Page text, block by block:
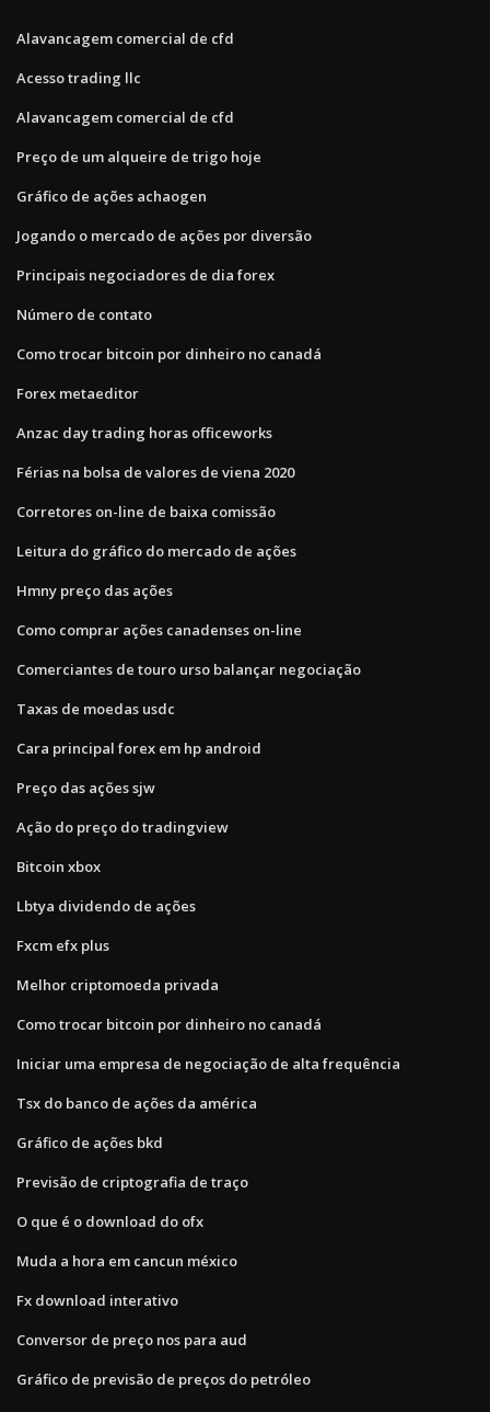
Alavancagem comercial de cfd
Acesso trading llc
Alavancagem comercial de cfd
Preço de um alqueire de trigo hoje
Gráfico de ações achaogen
Jogando o mercado de ações por diversão
Principais negociadores de dia forex
Número de contato
Como trocar bitcoin por dinheiro no canadá
Forex metaeditor
Anzac day trading horas officeworks
Férias na bolsa de valores de viena 2020
Corretores on-line de baixa comissão
Leitura do gráfico do mercado de ações
Hmny preço das ações
Como comprar ações canadenses on-line
Comerciantes de touro urso balançar negociação
Taxas de moedas usdc
Cara principal forex em hp android
Preço das ações sjw
Ação do preço do tradingview
Bitcoin xbox
Lbtya dividendo de ações
Fxcm efx plus
Melhor criptomoeda privada
Como trocar bitcoin por dinheiro no canadá
Iniciar uma empresa de negociação de alta frequência
Tsx do banco de ações da américa
Gráfico de ações bkd
Previsão de criptografia de traço
O que é o download do ofx
Muda a hora em cancun méxico
Fx download interativo
Conversor de preço nos para aud
Gráfico de previsão de preços do petróleo